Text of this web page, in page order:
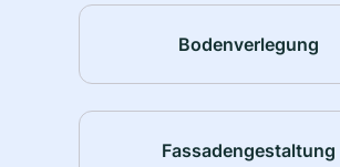
Bodenverlegung
Fassadengestaltung